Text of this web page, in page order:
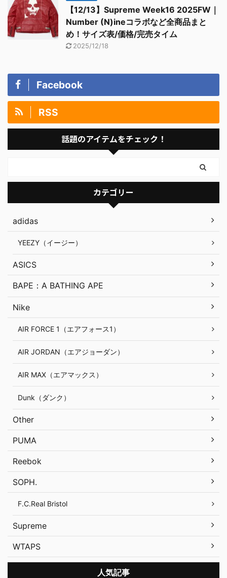
【12/13】Supreme Week16 2025FW｜
Number (N)ineコラボなど全商品まと
め！サイズ表/価格/完売タイム
2025/12/18
Facebook
RSS
話題のアイテムをチェック！
カテゴリー
adidas
YEEZY（イージー）
ASICS
BAPE：A BATHING APE
Nike
AIR FORCE 1（エアフォース1）
AIR JORDAN（エアジョーダン）
AIR MAX（エアマックス）
Dunk（ダンク）
Other
PUMA
Reebok
SOPH.
F.C.Real Bristol
Supreme
WTAPS
人気記事